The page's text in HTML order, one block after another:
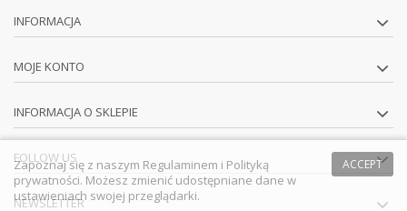
INFORMACJA
MOJE KONTO
INFORMACJA O SKLEPIE
FOLLOW US
NEWSLETTER
ACCEPT
Zapoznaj się z naszym Regulaminem i Polityką
prywatności. Możesz zmienić udostępniane dane w
ustawieniach swojej przeglądarki.